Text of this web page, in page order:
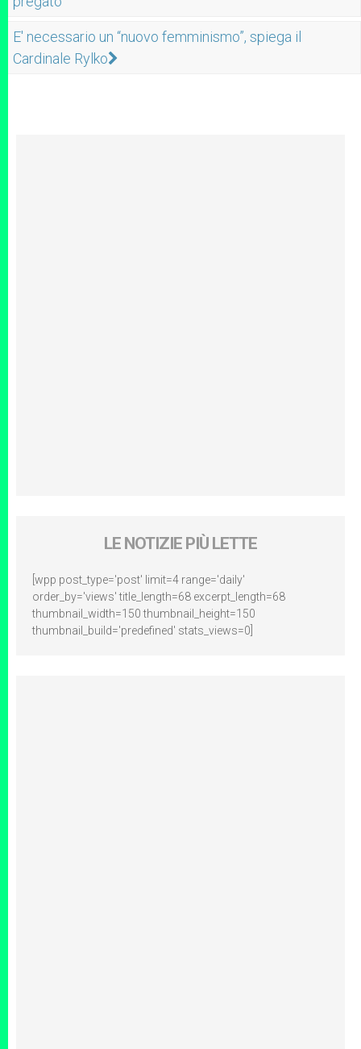
E' necessario un “nuovo femminismo”, spiega il
Cardinale Rylko
LE NOTIZIE PIÙ LETTE
[wpp post_type='post' limit=4 range='daily'
order_by='views' title_length=68 excerpt_length=68
thumbnail_width=150 thumbnail_height=150
thumbnail_build='predefined' stats_views=0]